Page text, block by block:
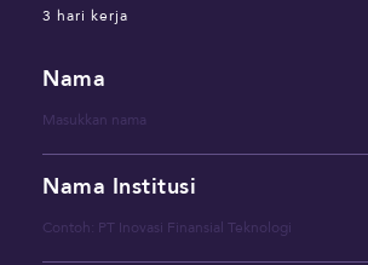
3 hari kerja
Nama
Nama Institusi